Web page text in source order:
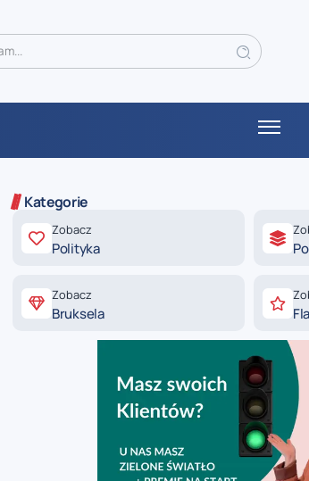
Kategorie
Zobacz
Polityka
Zobacz
Bruksela